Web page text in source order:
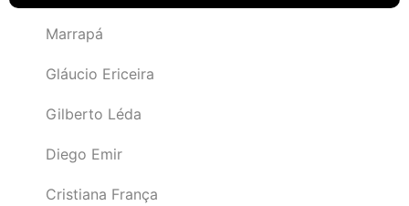
Marrapá
Gláucio Ericeira
Gilberto Léda
Diego Emir
Cristiana França